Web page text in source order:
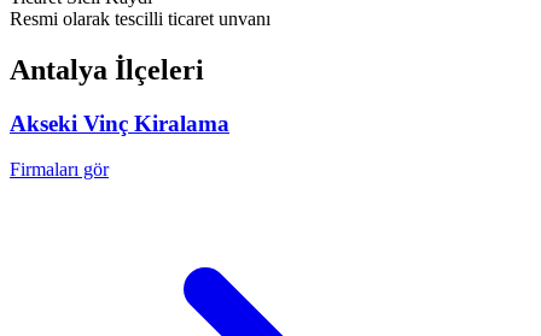
Resmi olarak tescilli ticaret unvanı
Antalya İlçeleri
Akseki Vinç Kiralama
Firmaları gör